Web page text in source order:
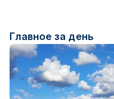
Главное за день